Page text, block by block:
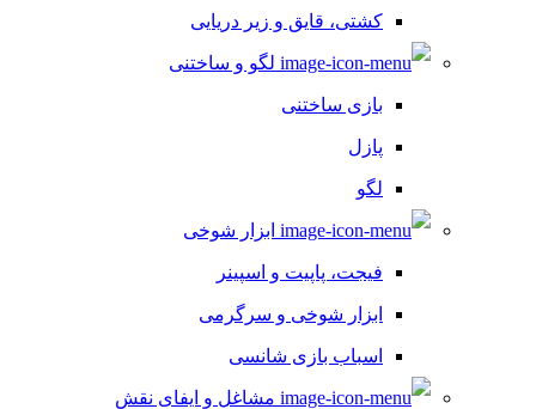
کشتی، قایق و زیر دریایی
لگو و ساختنی
بازی ساختنی
پازل
لگو
ابزار شوخی
فیجت، پاپیت و اسپینر
ابزار شوخی و سرگرمی
اسباب بازی شانسی
مشاغل و ایفای نقش